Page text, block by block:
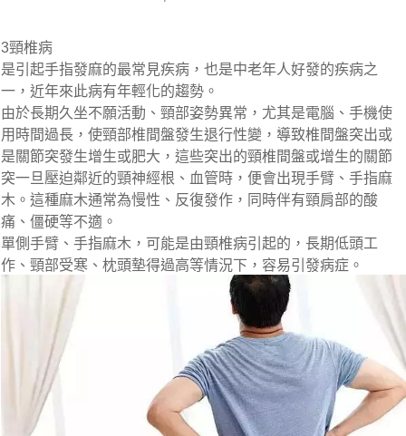
3頸椎病
是引起手指發麻的最常見疾病，也是中老年人好發的疾病之
一，近年來此病有年輕化的趨勢。
由於長期久坐不願活動、頸部姿勢異常，尤其是電腦、手機使
用時間過長，使頸部椎間盤發生退行性變，導致椎間盤突出或
是關節突發生增生或肥大，這些突出的頸椎間盤或增生的關節
突一旦壓迫鄰近的頸神經根、血管時，便會出現手臂、手指麻
木。這種麻木通常為慢性、反復發作，同時伴有頸肩部的酸
痛、僵硬等不適。
單側手臂、手指麻木，可能是由頸椎病引起的，長期低頭工
作、頸部受寒、枕頭墊得過高等情況下，容易引發病症。